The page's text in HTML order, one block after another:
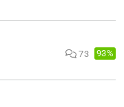
73 93%